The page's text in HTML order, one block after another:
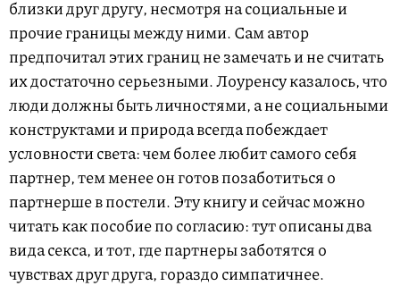
близки друг другу, несмотря на социальные и
прочие границы между ними. Сам автор
предпочитал этих границ не замечать и не считать
их достаточно серьезными. Лоуренсу казалось, что
люди должны быть личностями, а не социальными
конструктами и природа всегда побеждает
условности света: чем более любит самого себя
партнер, тем менее он готов позаботиться о
партнерше в постели. Эту книгу и сейчас можно
читать как пособие по согласию: тут описаны два
вида секса, и тот, где партнеры заботятся о
чувствах друг друга, гораздо симпатичнее.